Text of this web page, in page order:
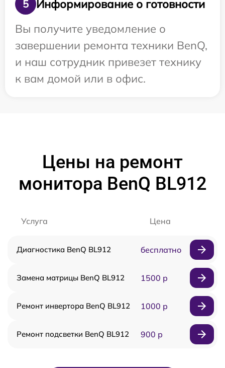
5
Информирование о готовности
Вы получите уведомление о
завершении ремонта техники BenQ,
и наш сотрудник привезет технику
к вам домой или в офис.
Цены на ремонт
монитора BenQ BL912
Услуга Цена
Диагностика BenQ BL912 бесплатно
Замена матрицы BenQ BL912 1500 р
Ремонт инвертора BenQ BL912 1000 р
Ремонт подсветки BenQ BL912 900 р